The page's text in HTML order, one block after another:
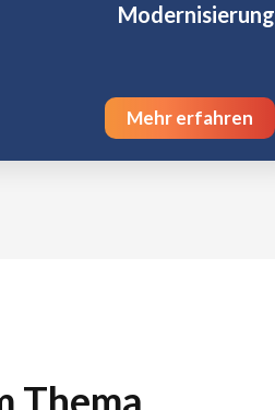
Modernisierung
Mehr erfahren
Thema